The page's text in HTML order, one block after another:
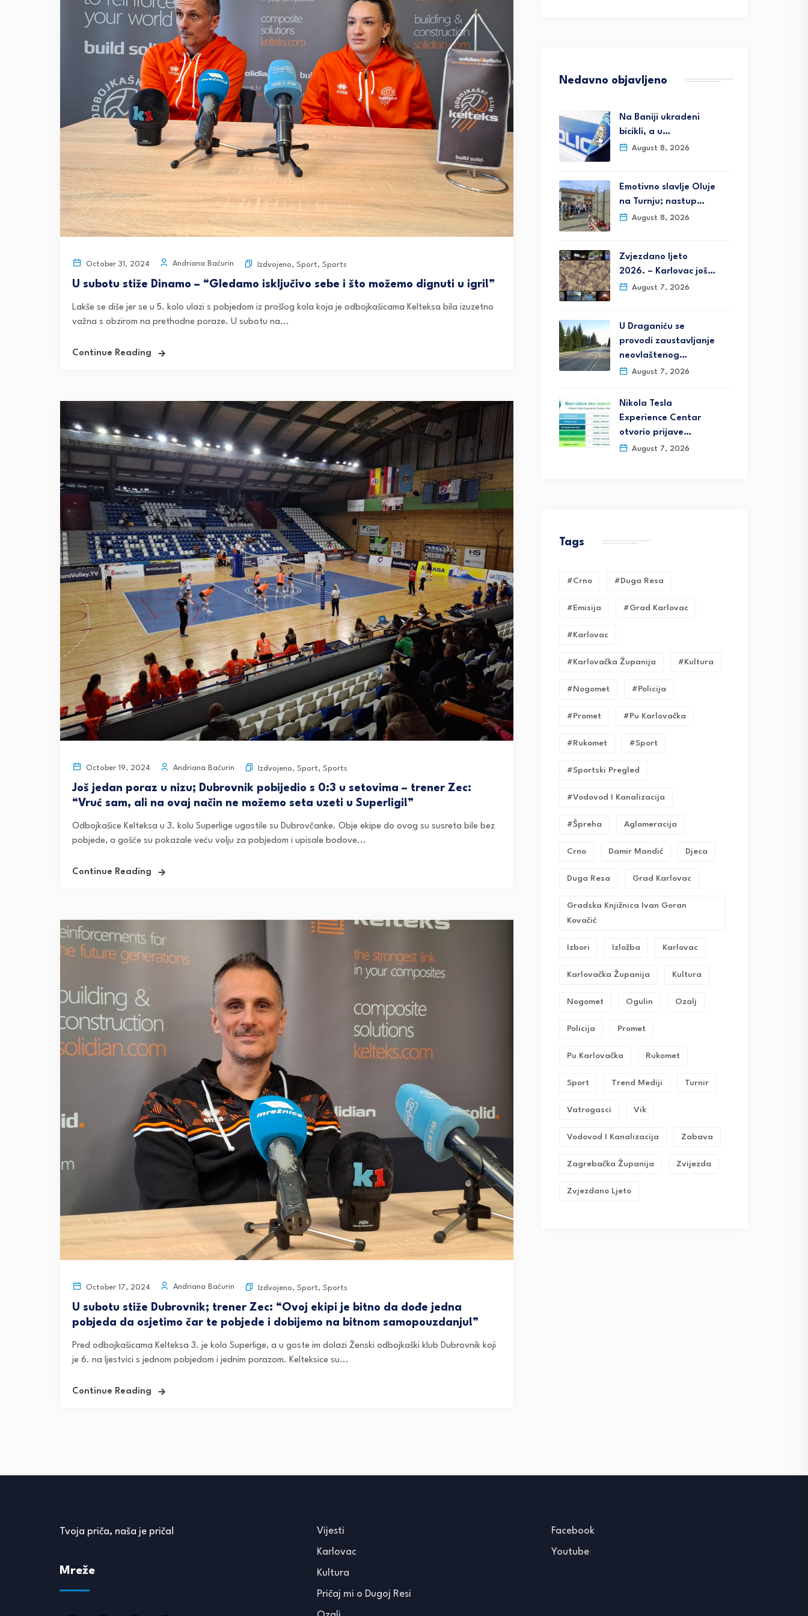
October 31, 2024 Andriana Baćurin Izdvojeno, Sport, Sports
U subotu stiže Dinamo – “Gledamo isključivo sebe i što možemo dignuti u igri!”
Lakše se diše jer se u 5. kolo ulazi s pobjedom iz prošlog kola koja je odbojkašicama Kelteksa bila izuzetno
važna s obzirom na prethodne poraze. U subotu na...
Continue Reading
October 19, 2024 Andriana Baćurin Izdvojeno, Sport, Sports
Još jedan poraz u nizu; Dubrovnik pobijedio s 0:3 u setovima – trener Zec:
“Vruć sam, ali na ovaj način ne možemo seta uzeti u Superligi!”
Odbojkašice Kelteksa u 3. kolu Superlige ugostile su Dubrovčanke. Obje ekipe do ovog su susreta bile bez
pobjede, a gošće su pokazale veću volju za pobjedom i upisale bodove...
Continue Reading
October 17, 2024 Andriana Baćurin Izdvojeno, Sport, Sports
U subotu stiže Dubrovnik; trener Zec: “Ovoj ekipi je bitno da dođe jedna
pobjeda da osjetimo čar te pobjede i dobijemo na bitnom samopouzdanju!”
Pred odbojkašicama Kelteksa 3. je kolo Superlige, a u goste im dolazi Ženski odbojkaški klub Dubrovnik koji
je 6. na ljestvici s jednom pobjedom i jednim porazom. Kelteksice su...
Continue Reading
Nedavno objavljeno
Na Baniji ukradeni
bicikli, a u…
August 8, 2026
Emotivno slavlje Oluje
na Turnju; nastup…
August 8, 2026
Zvjezdano ljeto
2026. – Karlovac još…
August 7, 2026
U Draganiću se
provodi zaustavljanje
neovlaštenog…
August 7, 2026
Nikola Tesla
Experience Centar
otvorio prijave…
August 7, 2026
Tags
#crno #duga Resa
#emisija #grad Karlovac
#karlovac
#karlovačka Županija #kultura
#nogomet #policija
#promet #pu Karlovačka
#rukomet #sport
#sportski Pregled
#vodovod I Kanalizacija
#Špreha Aglomeracija
Crno Damir Mandić Djeca
Duga Resa Grad Karlovac
Gradska Knjižnica Ivan Goran
Kovačić
Izbori Izložba Karlovac
Karlovačka Županija Kultura
Nogomet Ogulin Ozalj
Policija Promet
Pu Karlovačka Rukomet
Sport Trend Mediji Turnir
Vatrogasci Vik
Vodovod I Kanalizacija Zabava
Zagrebačka Županija Zvijezda
Zvjezdano Ljeto
Tvoja priča, naša je priča!
Mreže
Vijesti
Karlovac
Kultura
Pričaj mi o Dugoj Resi
Facebook
Youtube